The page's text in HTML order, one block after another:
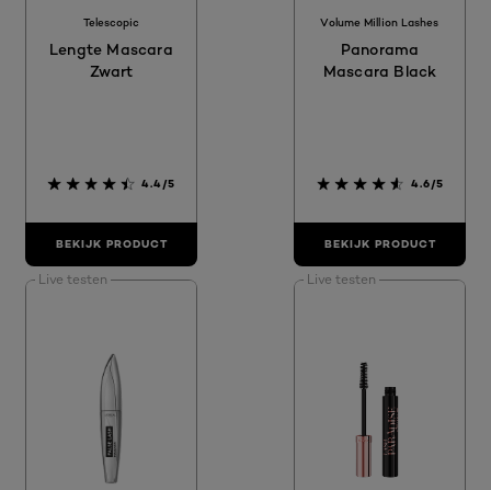
Telescopic
Lengte Mascara
Zwart
4.4/5
BEKIJK PRODUCT
Volume Million Lashes
Panorama
Mascara Black
4.6/5
BEKIJK PRODUCT
Live testen Live testen